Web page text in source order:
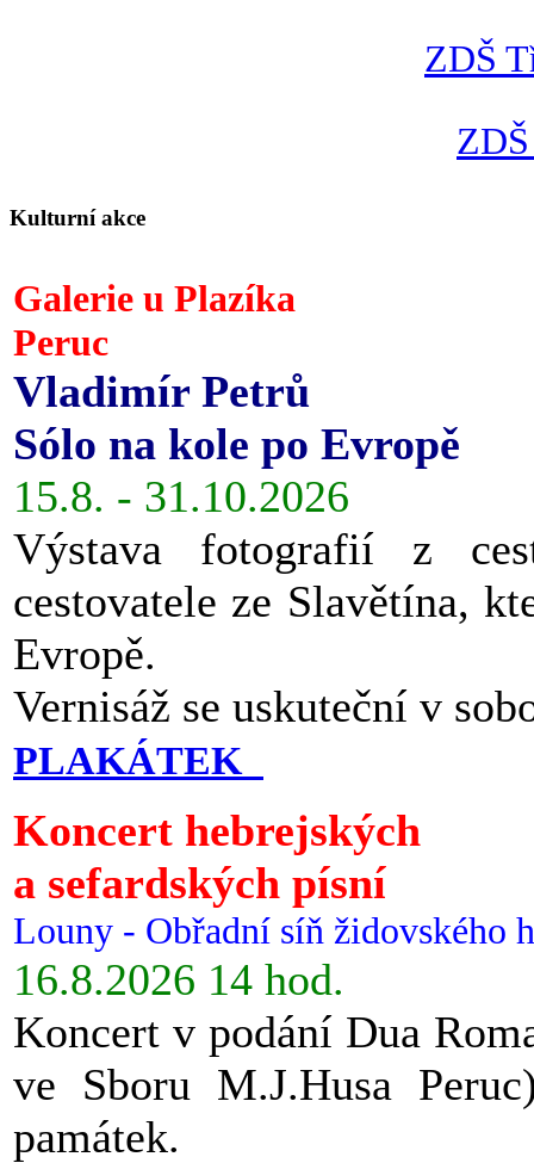
ZDŠ
Kulturní akce
Galerie u Plazíka
Peruc
Vladimír Petrů
Sólo na kole po Evropě
15.8. - 31.10.2026
Výstava fotografií z
cestovatele ze Slavětína,
Evropě.
Vernisáž se uskuteční v
PLAKÁTEK
Koncert hebrejských
a sefardských písní
Louny - Obřadní síň židovského
16.8.2026 14 hod.
Koncert v podání Dua
ve Sboru M.J.Husa
památek.